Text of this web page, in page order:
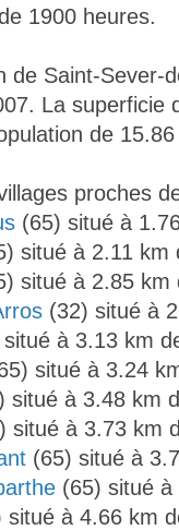
1900 heures.
de Saint-Sever-
La superficie
de
proches
(65) situé à
situé à 2.11 km
situé à 2.85 km
(32) situé à
à 3.13 km
situé à 3.24
situé à 3.48 km
situé à 3.73 km
(65) situé à
(65) situé
situé à 4.66 km